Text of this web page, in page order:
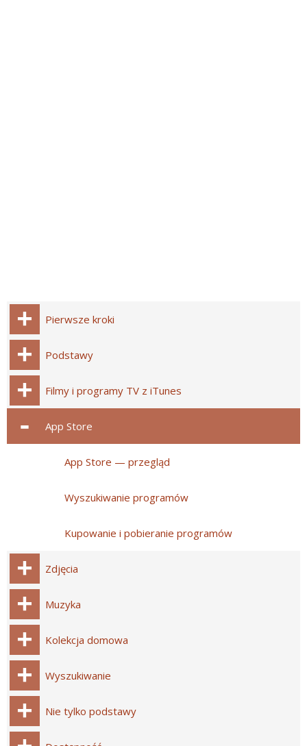
Pierwsze kroki
Podstawy
Filmy i programy TV z iTunes
App Store
App Store — przegląd
Wyszukiwanie programów
Kupowanie i pobieranie programów
Zdjęcia
Muzyka
Kolekcja domowa
Wyszukiwanie
Nie tylko podstawy